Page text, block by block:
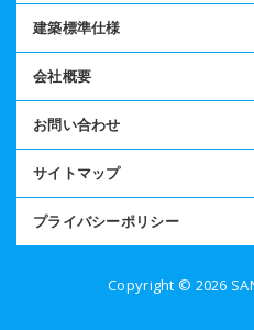
建築標準仕様
会社概要
お問い合わせ
サイトマップ
プライバシーポリシー
Copyright © 2026